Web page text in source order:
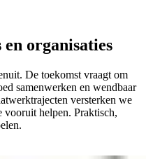
en organisaties
De toekomst vraagt om
samenwerken en wendbaar
versterken we
vooruit helpen. Praktisch,